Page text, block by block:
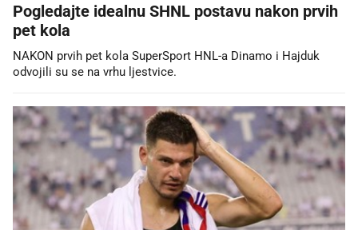
Pogledajte idealnu SHNL postavu nakon prvih
pet kola
NAKON prvih pet kola SuperSport HNL-a Dinamo i Hajduk
odvojili su se na vrhu ljestvice.